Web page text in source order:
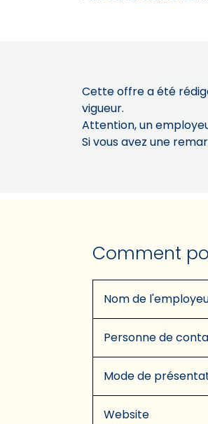
Cette offre a été
vigueur.
Attention, un
Si vous avez une
Comment
Nom de
Personne de
Mode de
Website